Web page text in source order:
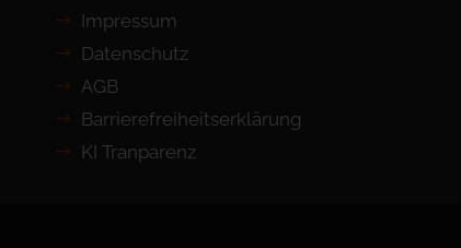
Impressum
Datenschutz
AGB
Barrierefreiheits­erklärung
KI Tranparenz